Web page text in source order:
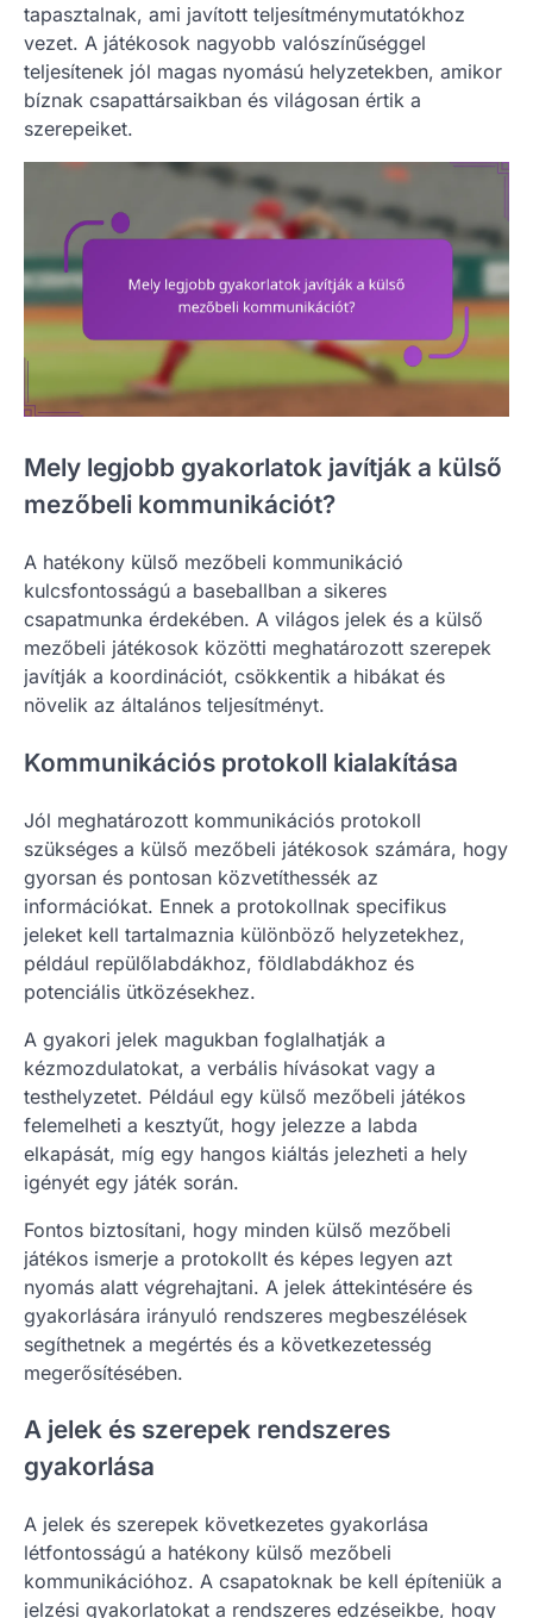
tapasztalnak, ami javított teljesítménymutatókhoz
vezet. A játékosok nagyobb valószínűséggel
teljesítenek jól magas nyomású helyzetekben, amikor
bíznak csapattársaikban és világosan értik a
szerepeiket.
Mely legjobb gyakorlatok javítják a külső
mezőbeli kommunikációt?
A hatékony külső mezőbeli kommunikáció
kulcsfontosságú a baseballban a sikeres
csapatmunka érdekében. A világos jelek és a külső
mezőbeli játékosok közötti meghatározott szerepek
javítják a koordinációt, csökkentik a hibákat és
növelik az általános teljesítményt.
Kommunikációs protokoll kialakítása
Jól meghatározott kommunikációs protokoll
szükséges a külső mezőbeli játékosok számára, hogy
gyorsan és pontosan közvetíthessék az
információkat. Ennek a protokollnak specifikus
jeleket kell tartalmaznia különböző helyzetekhez,
például repülőlabdákhoz, földlabdákhoz és
potenciális ütközésekhez.
A gyakori jelek magukban foglalhatják a
kézmozdulatokat, a verbális hívásokat vagy a
testhelyzetet. Például egy külső mezőbeli játékos
felemelheti a kesztyűt, hogy jelezze a labda
elkapását, míg egy hangos kiáltás jelezheti a hely
igényét egy játék során.
Fontos biztosítani, hogy minden külső mezőbeli
játékos ismerje a protokollt és képes legyen azt
nyomás alatt végrehajtani. A jelek áttekintésére és
gyakorlására irányuló rendszeres megbeszélések
segíthetnek a megértés és a következetesség
megerősítésében.
A jelek és szerepek rendszeres
gyakorlása
A jelek és szerepek következetes gyakorlása
létfontosságú a hatékony külső mezőbeli
kommunikációhoz. A csapatoknak be kell építeniük a
jelzési gyakorlatokat a rendszeres edzéseikbe, hogy